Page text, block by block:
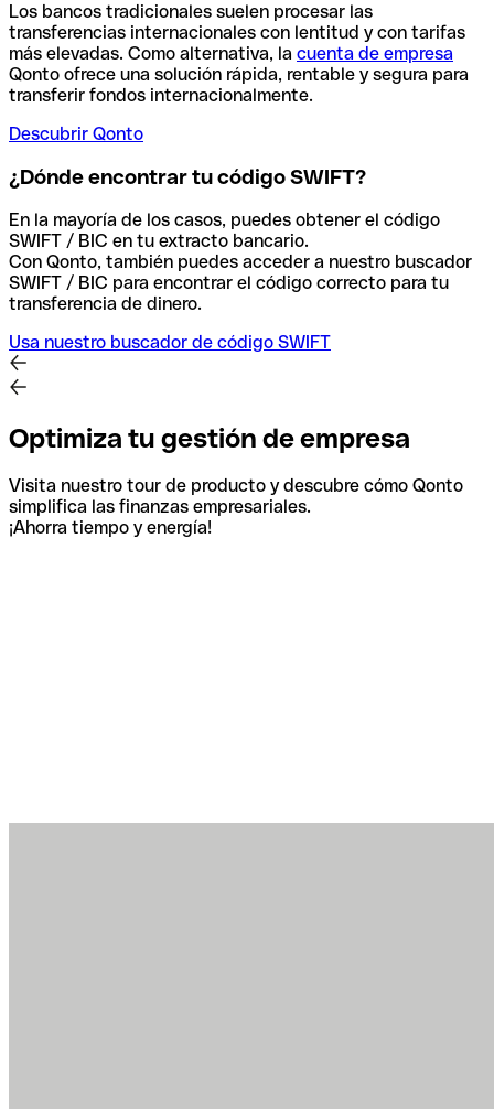
Los bancos tradicionales suelen procesar las
transferencias internacionales con lentitud y con tarifas
más elevadas. Como alternativa, la cuenta de empresa
Qonto ofrece una solución rápida, rentable y segura para
transferir fondos internacionalmente.
Descubrir Qonto
¿Dónde encontrar tu código SWIFT?
En la mayoría de los casos, puedes obtener el código
SWIFT / BIC en tu extracto bancario.
Con Qonto, también puedes acceder a nuestro buscador
SWIFT / BIC para encontrar el código correcto para tu
transferencia de dinero.
Usa nuestro buscador de código SWIFT
Optimiza tu gestión de empresa
Visita nuestro tour de producto y descubre cómo Qonto
simplifica las finanzas empresariales.
¡Ahorra tiempo y energía!